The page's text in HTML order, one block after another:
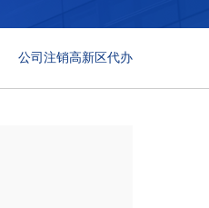
公司注销高新区代办